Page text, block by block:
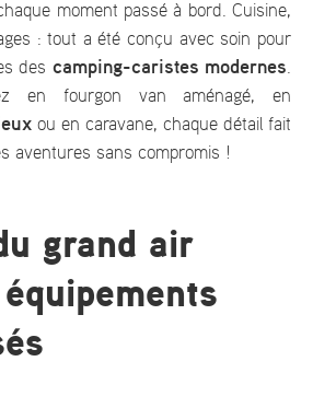
moment passé à bord. Cuisine,
: tout a été conçu avec soin pour
des camping-caristes modernes
en fourgon van aménagé, en
ou en caravane, chaque détail fait
aventures sans compromis !
grand air